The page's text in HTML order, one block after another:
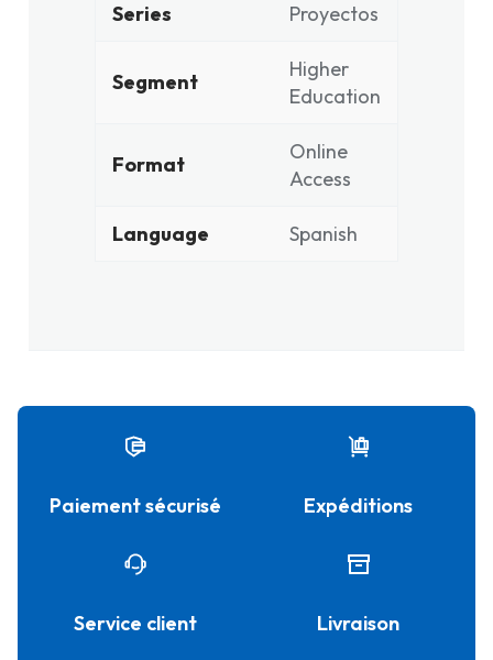
Series Proyectos
Segment
Higher
Education
Format
Online
Access
Language Spanish
Paiement sécurisé Expéditions
Service client Livraison